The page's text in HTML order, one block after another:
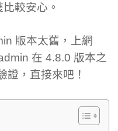
較安心。
版本太舊，上網
在 4.8.0 版本之
證，直接來吧！